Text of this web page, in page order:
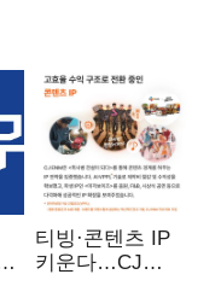
티빙·콘텐츠 IP
키운다…CJ